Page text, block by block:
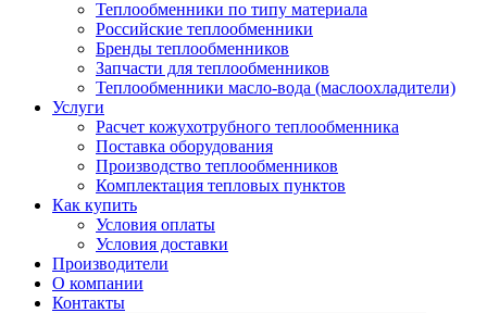
Теплообменники по типу материала
Российские теплообменники
Бренды теплообменников
Запчасти для теплообменников
Теплообменники масло-вода (маслоохладители)
Услуги
Расчет кожухотрубного теплообменника
Поставка оборудования
Производство теплообменников
Комплектация тепловых пунктов
Как купить
Условия оплаты
Условия доставки
Производители
О компании
Контакты